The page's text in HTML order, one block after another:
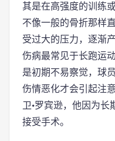
其是在高强度的训练
不像一般的骨折那样
受过大的压力，逐渐
伤病最常见于长跑运
是初期不易察觉，球
伤情恶化才会引起注
卫·罗宾逊，他因为
接受手术。